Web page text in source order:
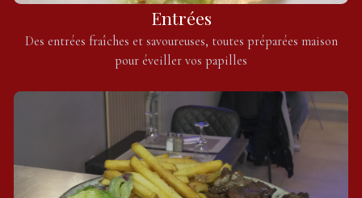
Entrées
Des entrées fraîches et savoureuses, toutes préparées maison
pour éveiller vos papilles